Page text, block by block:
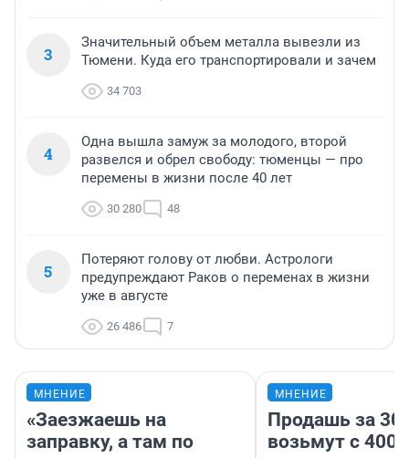
3
Значительный объем металла вывезли из
Тюмени. Куда его транспортировали и зачем
34 703
4
Одна вышла замуж за молодого, второй
развелся и обрел свободу: тюменцы — про
перемены в жизни после 40 лет
30 280 48
5
Потеряют голову от любви. Астрологи
предупреждают Раков о переменах в жизни
уже в августе
26 486 7
МНЕНИЕ
«Заезжаешь на
заправку, а там по
МНЕНИЕ
Продашь за
возьмут с